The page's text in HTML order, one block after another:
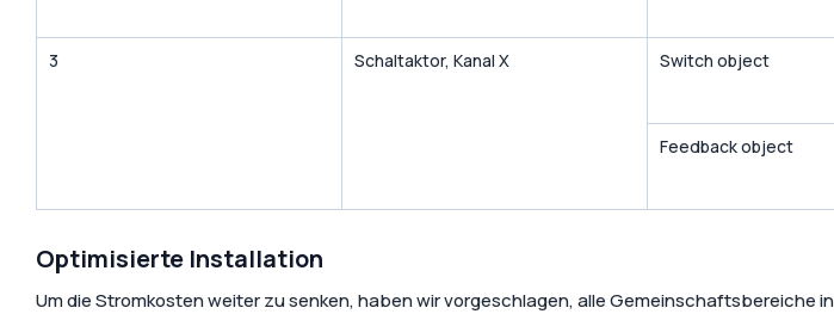
3 Schaltaktor, Kanal X Switch object
Feedback object
Optimisierte Installation
Um die Stromkosten weiter zu senken, haben wir vorgeschlagen, alle